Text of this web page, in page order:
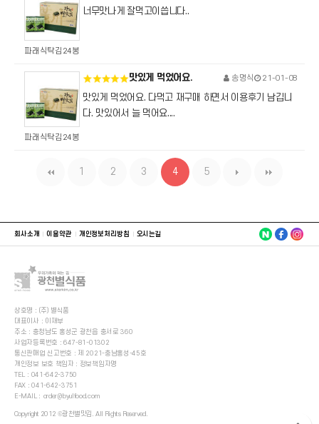
파래식탁김24봉
너무맛나게 잘먹고이씁니다..
파래식탁김24봉
맛있게 먹었어요. 송명식 21-01-08
맛있게 먹었어요. 다먹고 재구매 하면서 이용후기 남깁니
다. 맛있어서 늘 먹어요....
1 2 3 4 5
회사소개 이용약관 개인정보처리방침 오시는길
상호명 : (주) 별식품
대표이사 : 이재부
주소 : 충청남도 홍성군 광천읍 충서로 360
사업자등록번호 : 647-81-01302
통신판매업 신고번호 : 제 2021-충남홍성-45호
개인정보 보호 책임자 : 정보책임자명
TEL : 041-642-3750
FAX : 041-642-3751
E-MAIL : order@byulfood.com
Copyright 2012 ©광천별맛김. All Rights Reserved.